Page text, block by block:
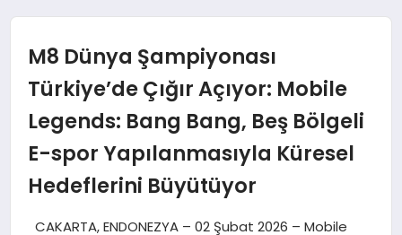
SIYASET
TEKNOLOJI
EĞITIM
MAGAZIN
M8 Dünya Şampiyonası
Türkiye’de Çığır Açıyor: Mobile
Legends: Bang Bang, Beş Bölgeli
E-spor Yapılanmasıyla Küresel
Hedeflerini Büyütüyor
CAKARTA, ENDONEZYA – 02 Şubat 2026 – Mobile